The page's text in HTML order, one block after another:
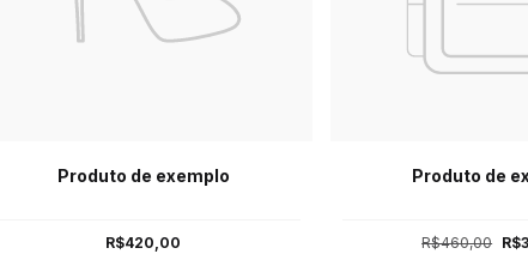
Produto de exemplo
R$420,00
Produto de
R$460,00